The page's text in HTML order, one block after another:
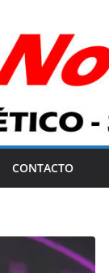
CONTACTO